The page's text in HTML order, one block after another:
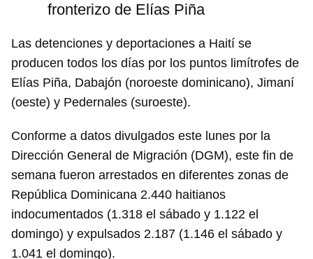
fronterizo de Elías Piña
Las detenciones y deportaciones a Haití se
producen todos los días por los puntos limítrofes de
Elías Piña, Dabajón (noroeste dominicano), Jimaní
(oeste) y Pedernales (suroeste).
Conforme a datos divulgados este lunes por la
Dirección General de Migración (DGM), este fin de
semana fueron arrestados en diferentes zonas de
República Dominicana 2.440 haitianos
indocumentados (1.318 el sábado y 1.122 el
domingo) y expulsados 2.187 (1.146 el sábado y
1.041 el domingo).